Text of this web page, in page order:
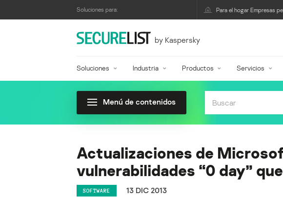
Soluciones para: Para el hogar Empresas
by Kaspersky
Soluciones Industria Productos Servicios
Menú de contenidos
Actualizaciones de
vulnerabilidades “0 day”
SOFTWARE 13 DIC 2013